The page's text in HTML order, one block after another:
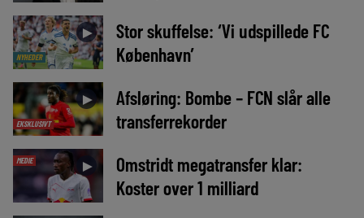
NYHEDER
►
Stor skuffelse: ‘Vi udspillede FC
København’
EKSKLUSIVT
►
Afsløring: Bombe – FCN slår alle
transferrekorder
MEDIE ►
Omstridt megatransfer klar:
Koster over 1 milliard